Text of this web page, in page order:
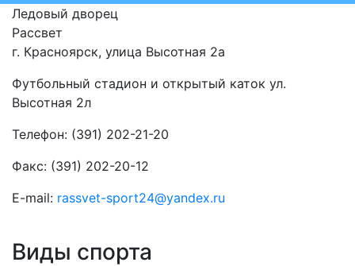
Ледовый дворец
Рассвет
г. Красноярск, улица Высотная 2a
Футбольный стадион и открытый каток ул.
Высотная 2л
Телефон: (391) 202-21-20
Факс: (391) 202-20-12
E-mail: rassvet-sport24@yandex.ru
Виды спорта